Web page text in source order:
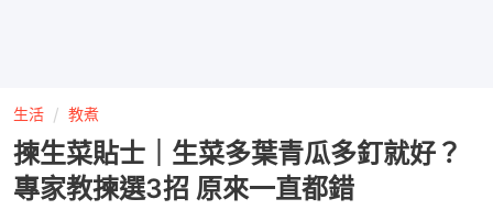
生活 教煮
揀生菜貼士｜生菜多葉青瓜多釘就好？
專家教揀選3招 原來一直都錯